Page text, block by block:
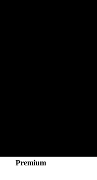
Premium